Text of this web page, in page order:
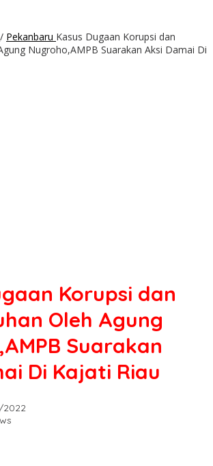
/ Pekanbaru Kasus Dugaan Korupsi dan
Nugroho,AMPB Suarakan Aksi Damai Di
Korupsi dan
Oleh Agung
Suarakan
Di Kajati Riau